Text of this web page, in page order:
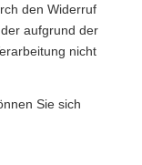
den Widerruf
aufgrund der
nicht
Sie sich